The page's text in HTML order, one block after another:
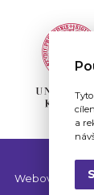
a
Webové